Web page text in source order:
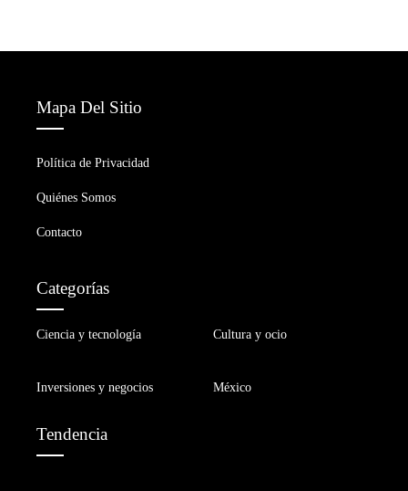
Mapa Del Sitio
Política de Privacidad
Quiénes Somos
Contacto
Categorías
Ciencia y tecnología Cultura y ocio
Inversiones y negocios México
Tendencia